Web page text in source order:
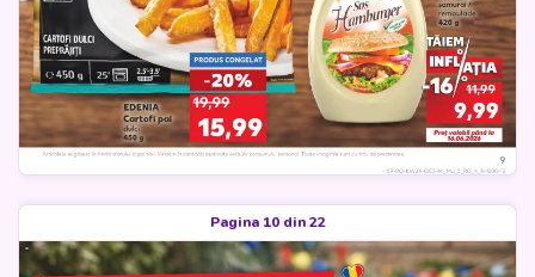
Pagina 10 din 22